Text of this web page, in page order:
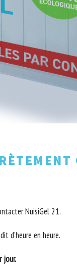
NuisiGel 21.
d’heure en heure.
jour.